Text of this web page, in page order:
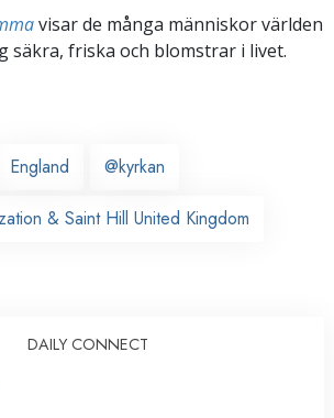
visar de många människor världen
säkra, friska och blomstrar i livet.
England @kyrkan
& Saint Hill United Kingdom
DAILY CONNECT